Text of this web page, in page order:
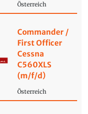
Österreich
Commander /
First Officer
Cessna
C560XLS
(m/f/d)
Österreich